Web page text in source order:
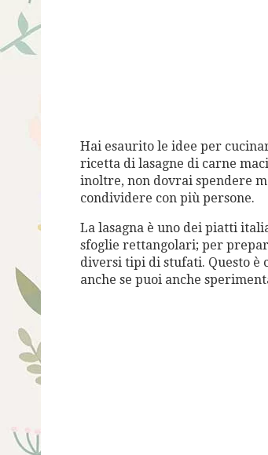
Hai esaurito le idee per
ricetta di lasagne di carne
inoltre, non dovrai spendere
condividere con più persone.
La lasagna è uno dei piatti
sfoglie rettangolari; per
diversi tipi di stufati. Questo è
anche se puoi anche